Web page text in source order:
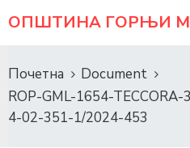
ОПШТИНА ГОРЊИ
Почетна
Document
ROP-GML-1654-TECCORA-
4-02-351-1/2024-453